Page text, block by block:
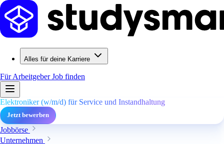
Alles für deine Karriere
Für ArbeitgeberJob finden
Elektroniker (w/m/d) für Service und Instandhaltung
Jetzt bewerben
Jobbörse
Unternehmen